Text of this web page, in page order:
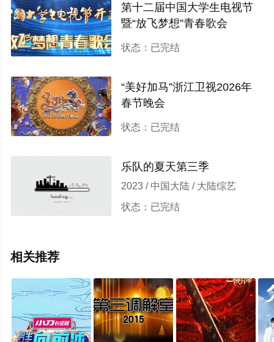
第十二届中国大学生电视节
暨“放飞梦想”青春歌会
2024 / 中国大陆 / 大陆综艺
状态：已完结
“美好加马”浙江卫视2026年
春节晚会
2026 / 中国大陆 / 大陆综艺
状态：已完结
乐队的夏天第三季
2023 / 中国大陆 / 大陆综艺
状态：已完结
相关推荐